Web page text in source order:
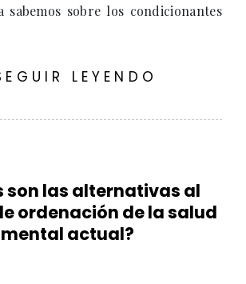
sabemos sobre los condicionantes
LEYENDO
son las alternativas al
ordenación de la salud
mental actual?